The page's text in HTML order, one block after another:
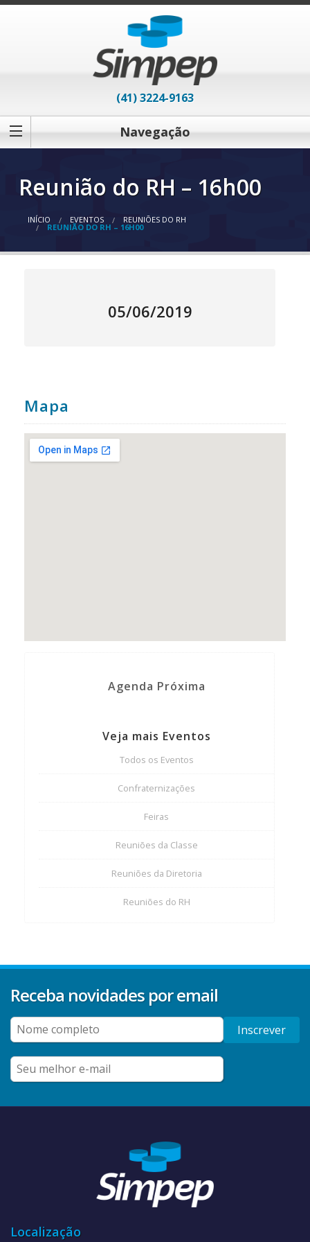
(41) 3224-9163
Navegação
Reunião do RH – 16h00
INÍCIO EVENTOS REUNIÕES DO RH
REUNIÃO DO RH – 16H00
05/06/2019
Mapa
Agenda Próxima
Veja mais Eventos
Todos os Eventos
Confraternizações
Feiras
Reuniões da Classe
Reuniões da Diretoria
Reuniões do RH
Receba novidades por email
Inscrever
Localização